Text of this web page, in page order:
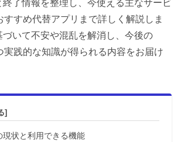
終了情報を整理し、今使える主なサービ
すすめ代替アプリまで詳しく解説しま
いて不安や混乱を解消し、今後の
実践的な知識が得られる内容をお届け
現状と利用できる機能